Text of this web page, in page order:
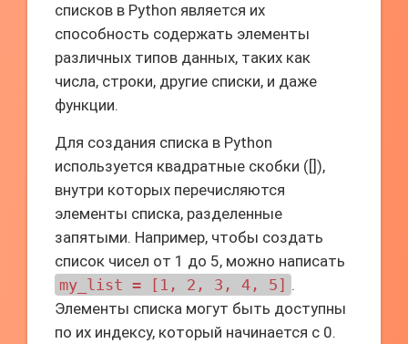
списков в Python является их
способность содержать элементы
различных типов данных, таких как
числа, строки, другие списки, и даже
функции.
Для создания списка в Python
используется квадратные скобки ([]),
внутри которых перечисляются
элементы списка, разделенные
запятыми. Например, чтобы создать
список чисел от 1 до 5, можно написать
my_list = [1, 2, 3, 4, 5] .
Элементы списка могут быть доступны
по их индексу, который начинается с 0.